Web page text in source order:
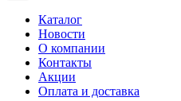
Каталог
Новости
О компании
Контакты
Акции
Оплата и доставка